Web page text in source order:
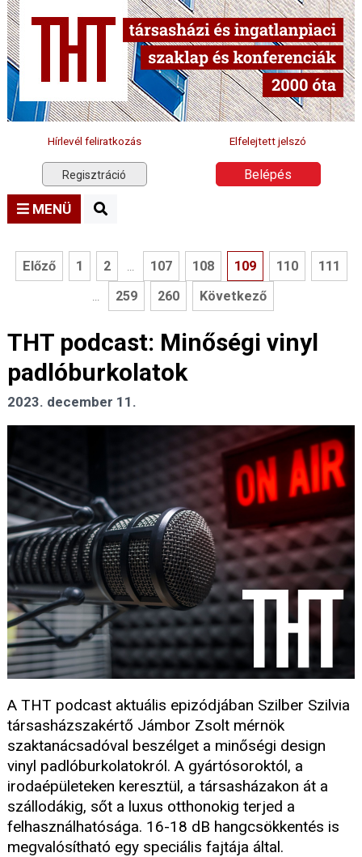
Hírlevél feliratkozás Elfelejtett jelszó
Regisztráció Belépés
MENÜ
Előző 1 2 ... 107 108 109 110 111
... 259 260 Következő
THT podcast: Minőségi vinyl
padlóburkolatok
2023. december 11.
A THT podcast aktuális epizódjában Szilber Szilvia
társasházszakértő Jámbor Zsolt mérnök
szaktanácsadóval beszélget a minőségi design
vinyl padlóburkolatokról. A gyártósoroktól, a
irodaépületeken keresztül, a társasházakon át a
szállodákig, sőt a luxus otthonokig terjed a
felhasználhatósága. 16-18 dB hangcsökkentés is
megvalósítható egy speciális fajtája által.